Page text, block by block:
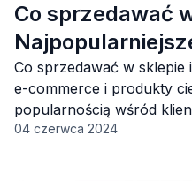
Co sprzedawać
commerce
Co sprzedawać w
e-commerce i produkty
popularnością wśród
internetowych?
04 czerwca 2024